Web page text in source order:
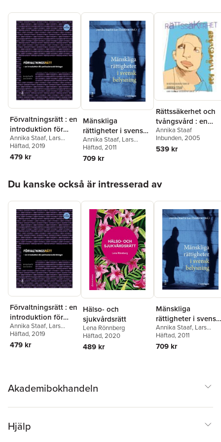
knuten till Enheten för rättssociologi vid Lunds universitet.
Förvaltningsrätt : en
introduktion för
professionsutbildni
ngar
Annika Staaf, Lars
Zanderin
Häftad, 2019
479 kr
Mänskliga
rättigheter i svensk
belysning
Annika Staaf, Lars
Zanderin,Håkan Hydén
Birgitta Nyström
Silander
Magnússon
Häftad, 2011
709 kr
Rättssäkerhet och
tvångsvård : en
rättssociologisk
studie
Annika Staaf
Inbunden, 2005
539 kr
Du kanske också är intresserad av
Förvaltningsrätt : en
introduktion för
professionsutbildni
ngar
Annika Staaf, Lars
Zanderin
Häftad, 2019
479 kr
Hälso- och
sjukvårdsrätt
Lena Rönnberg
Häftad, 2020
489 kr
Mänskliga
rättigheter i svensk
belysning
Annika Staaf, Lars
Zanderin,Håkan Hydén
Birgitta Nyström
Silander
Häftad, 2011
709 kr
Akademibokhandeln
Hjälp